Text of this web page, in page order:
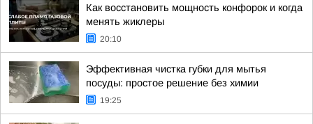
Как восстановить мощность конфорок и когда
менять жиклеры
20:10
Эффективная чистка губки для мытья
посуды: простое решение без химии
19:25